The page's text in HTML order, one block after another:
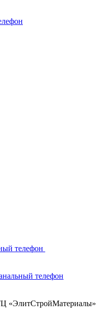
телефон
телефон
«ЭлитСтройМатериалы»